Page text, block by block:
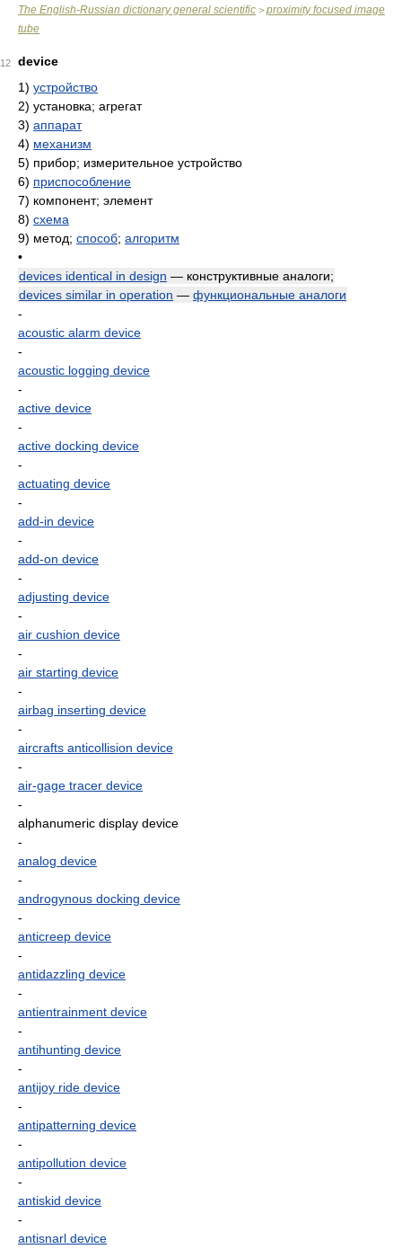
The English-Russian dictionary general scientific > proximity focused image
tube
12
device
1) устройство
2) установка; агрегат
3) аппарат
4) механизм
5) прибор; измерительное устройство
6) приспособление
7) компонент; элемент
8) схема
9) метод; способ; алгоритм
•
devices identical in design — конструктивные аналоги;
devices similar in operation — функциональные аналоги
-
acoustic alarm device
-
acoustic logging device
-
active device
-
active docking device
-
actuating device
-
add-in device
-
add-on device
-
adjusting device
-
air cushion device
-
air starting device
-
airbag inserting device
-
aircrafts anticollision device
-
air-gage tracer device
-
alphanumeric display device
-
analog device
-
androgynous docking device
-
anticreep device
-
antidazzling device
-
antientrainment device
-
antihunting device
-
antijoy ride device
-
antipatterning device
-
antipollution device
-
antiskid device
-
antisnarl device